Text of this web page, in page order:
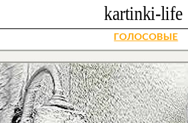
ГОЛОСОВЫЕ